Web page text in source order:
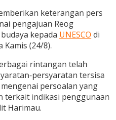
keterangan pers
pengajuan Reog
kepada UNESCO di
Kamis (24/8).
rintangan telah
persyaratan tersisa
persoalan yang
terkait indikasi penggunaan
Harimau.